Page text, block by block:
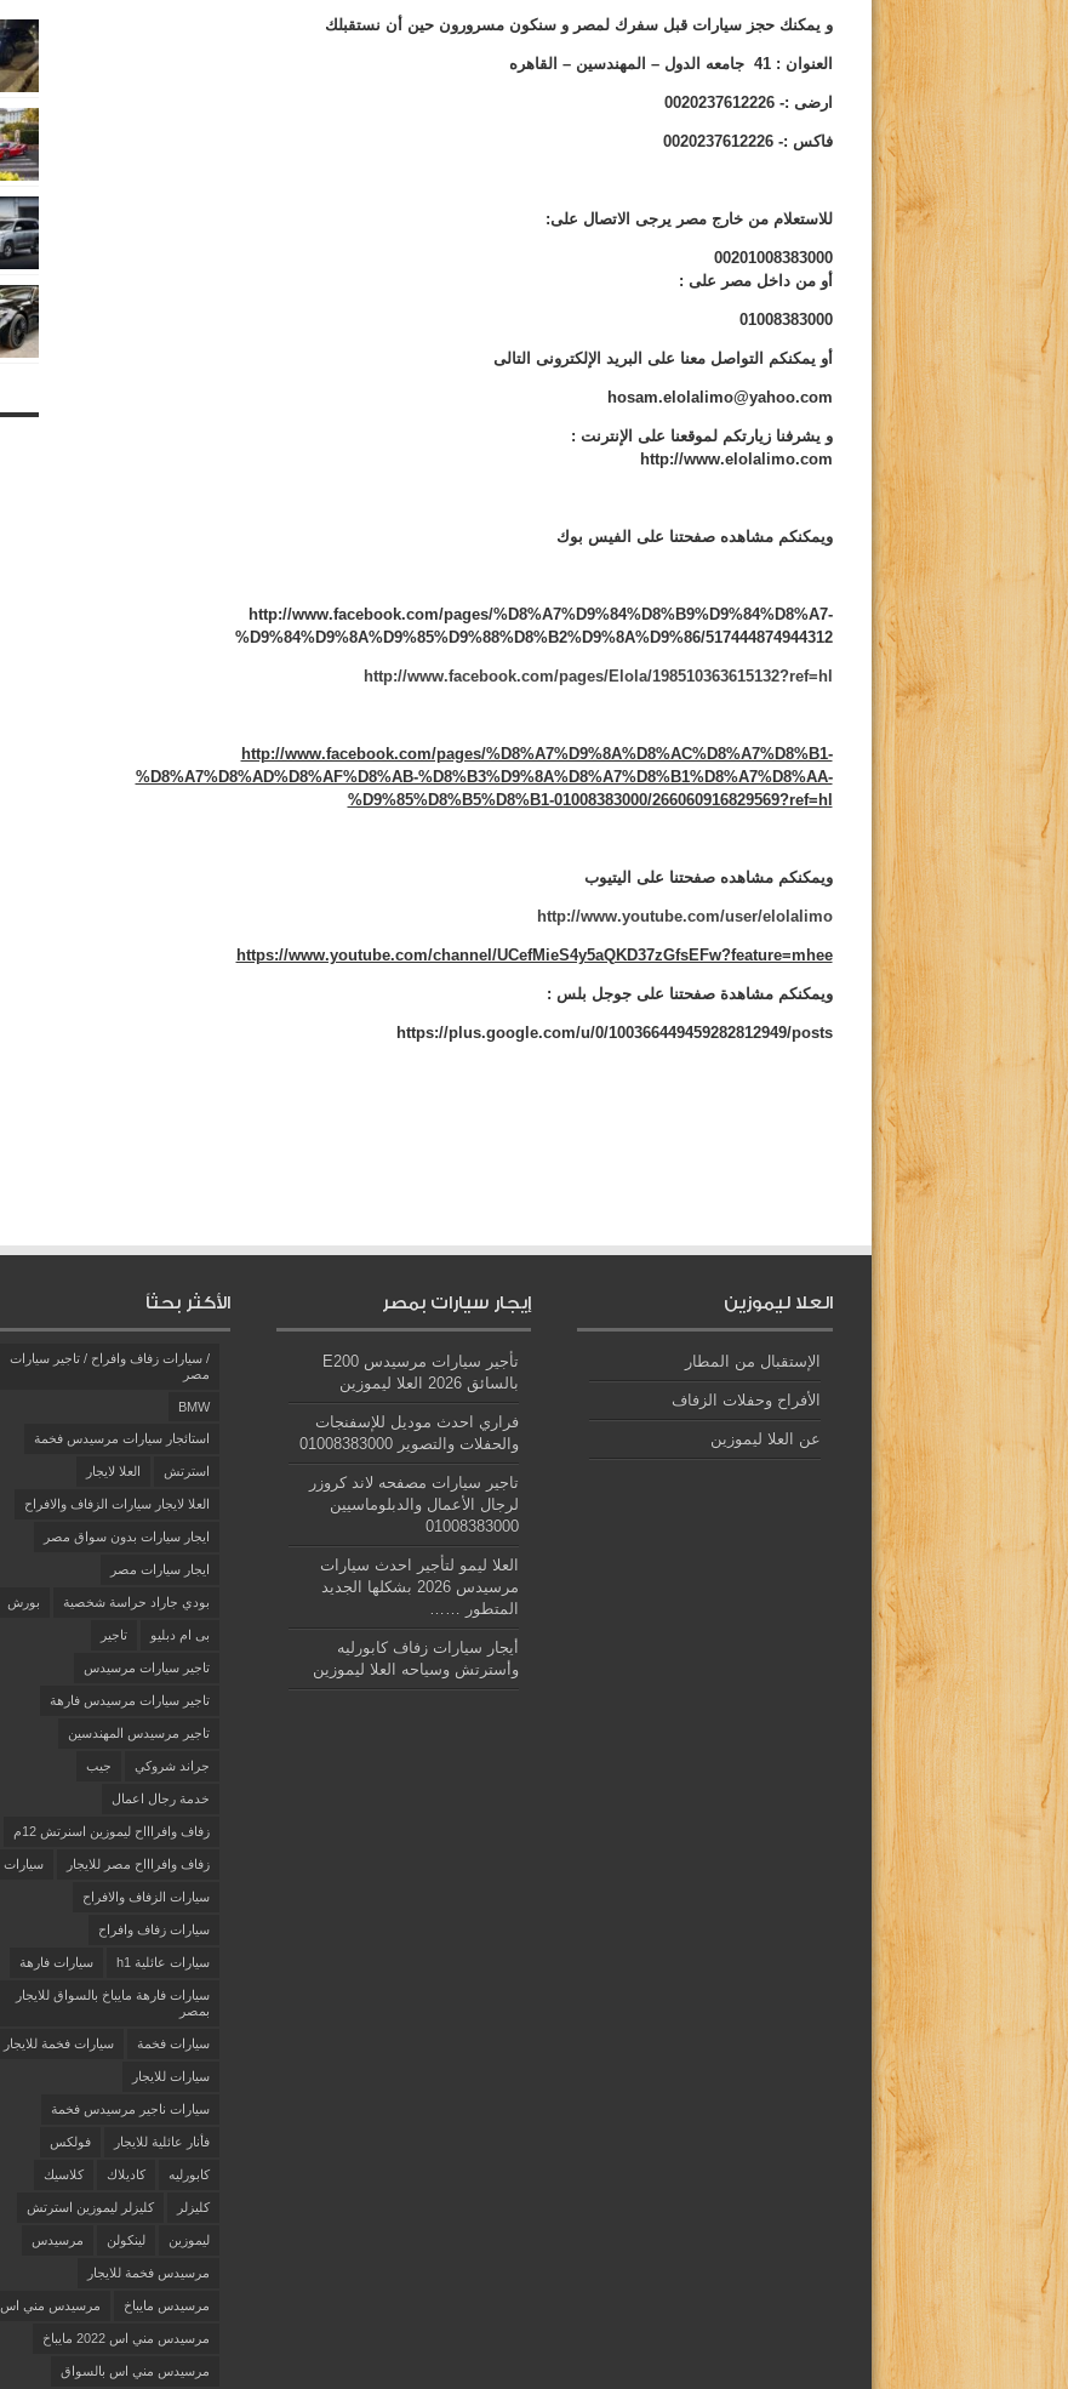
و يمكنك حجز سيارات قبل سفرك لمصر و سنكون مسرورون حين أن نستقبلك
العنوان : 41 جامعه الدول – المهندسين – القاهره
ارضى :- 0020237612226
فاكس :- 0020237612226
للاستعلام من خارج مصر يرجى الاتصال على:
00201008383000
أو من داخل مصر على :
01008383000
أو يمكنكم التواصل معنا على البريد الإلكترونى التالى
hosam.elolalimo@yahoo.com
و يشرفنا زيارتكم لموقعنا على الإنترنت :
http://www.elolalimo.com
ويمكنكم مشاهده صفحتنا على الفيس بوك
http://www.facebook.com/pages/%D8%A7%D9%84%D8%B9%D9%84%D8%A7-
%D9%84%D9%8A%D9%85%D9%88%D8%B2%D9%8A%D9%86/517444874944312
http://www.facebook.com/pages/Elola/198510363615132?ref=hl
http://www.facebook.com/pages/%D8%A7%D9%8A%D8%AC%D8%A7%D8%B1-
%D8%A7%D8%AD%D8%AF%D8%AB-%D8%B3%D9%8A%D8%A7%D8%B1%D8%A7%D8%AA-
%D9%85%D8%B5%D8%B1-01008383000/266060916829569?ref=hl
ويمكنكم مشاهده صفحتنا على اليتيوب
http://www.youtube.com/user/elolalimo
https://www.youtube.com/channel/UCefMieS4y5aQKD37zGfsEFw?feature=mhee
ويمكنكم مشاهدة صفحتنا على جوجل بلس :
https://plus.google.com/u/0/100366449459282812949/posts
العلا ليموزين
الإستقبال من المطار
الأفراح وحفلات الزفاف
عن العلا ليموزين
إيجار سيارات بمصر
تأجير سيارات مرسيدس E200
بالسائق 2026 العلا ليموزين
فراري احدث موديل للإسفنجات
والحفلات والتصوير 01008383000
تاجير سيارات مصفحه لاند كروزر
لرجال الأعمال والدبلوماسيين
01008383000
العلا ليمو لتأجير احدث سيارات
مرسيدس 2026 بشكلها الجديد
المتطور ……
أيجار سيارات زفاف كابورليه
وأسترتش وسياحه العلا ليموزين
الأكثر بحثاً
/ سيارات زفاف وافراح / تاجير سيارات
مصر
BMW
استائجار سيارات مرسيدس فخمة
استرتش العلا لايجار
العلا لايجار سيارات الزفاف والافراح
ايجار سيارات بدون سواق مصر
ايجار سيارات مصر
بودي جاراد حراسة شخصية بورش
بى ام دبليو تاجير
تاجير سيارات مرسيدس
تاجير سيارات مرسيدس فارهة
تاجير مرسيدس المهندسين
جراند شروكي جيب
خدمة رجال اعمال
زفاف وافراااح ليموزين اسنرتش 12م
زفاف وافراااح مصر للايجار سيارات
سيارات الزفاف والافراح
سيارات زفاف وافراح
سيارات عائلية h1 سيارات فارهة
سيارات فارهة مايباخ بالسواق للايجار
بمصر
سيارات فخمة سيارات فخمة للايجار
سيارات للايجار
سيارات ناجير مرسيدس فخمة
فأنار عائلية للايجار فولكس
كابورليه كاديلاك كلاسيك
كليزلر كليزلر ليموزين استرتش
ليموزين لينكولن مرسيدس
مرسيدس فخمة للايجار
مرسيدس مايباخ مرسيدس مني اس
مرسيدس مني اس 2022 مايباخ
مرسيدس مني اس بالسواق